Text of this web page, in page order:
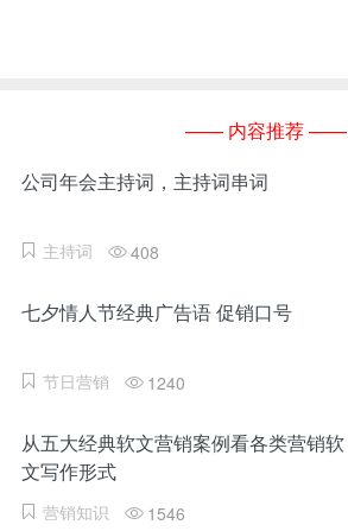
—— 内容推荐 ——
公司年会主持词，主持词串词
主持词 408
七夕情人节经典广告语 促销口号
节日营销 1240
从五大经典软文营销案例看各类营销软
文写作形式
营销知识 1546